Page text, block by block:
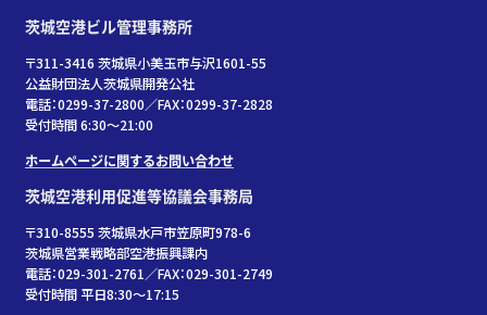
茨城空港ビル管理事務所
〒311-3416 茨城県小美玉市与沢1601-55
公益財団法人茨城県開発公社
電話：0299-37-2800／FAX：0299-37-2828
受付時間 6:30〜21:00
ホームページに関するお問い合わせ
茨城空港利用促進等協議会事務局
〒310-8555 茨城県水戸市笠原町978-6
茨城県営業戦略部空港振興課内
電話：029-301-2761／FAX：029-301-2749
受付時間 平日8:30～17:15